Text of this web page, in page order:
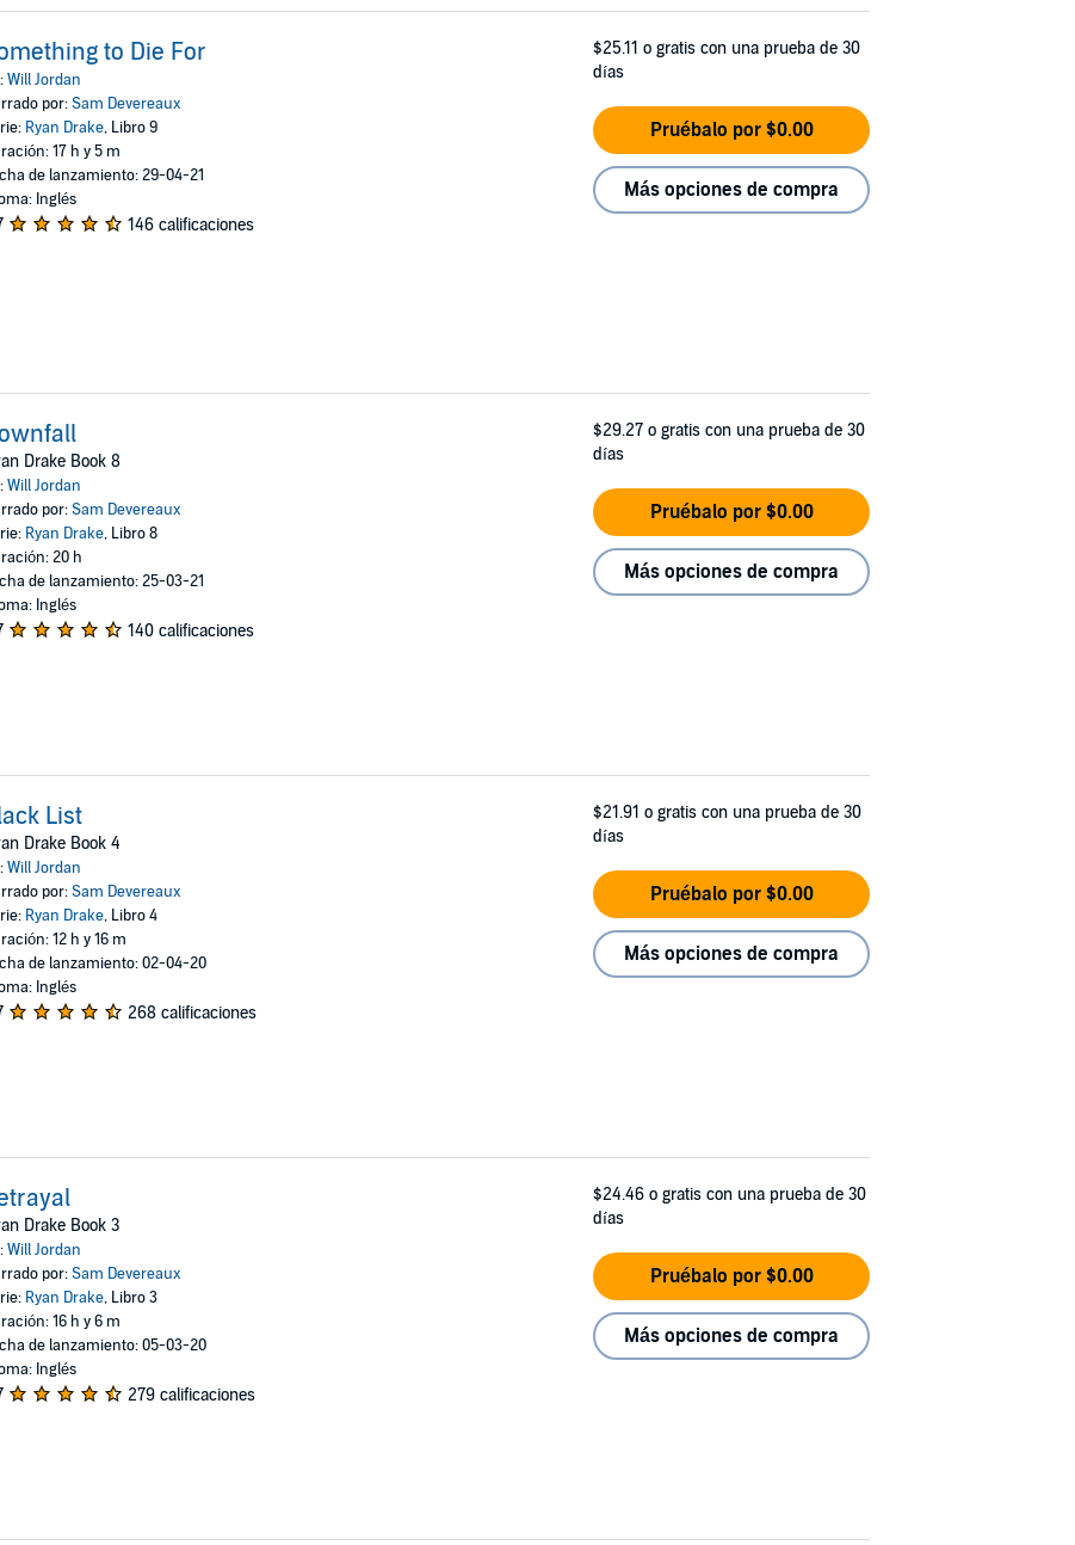
to Die For
Will Jordan
por:Sam Devereaux
Ryan Drake, Libro 9
17 h y 5 m
de lanzamiento: 29-04-21
Inglés
146 calificaciones
$25.11 o gratis con una prueba de 30
días
Pruébalo por $0.00
Más opciones de compra
Drake Book 8
Will Jordan
por:Sam Devereaux
Ryan Drake, Libro 8
20 h
de lanzamiento: 25-03-21
Inglés
140 calificaciones
$29.27 o gratis con una prueba de 30
días
Pruébalo por $0.00
Más opciones de compra
List
Drake Book 4
Will Jordan
por:Sam Devereaux
Ryan Drake, Libro 4
12 h y 16 m
de lanzamiento: 02-04-20
Inglés
268 calificaciones
$21.91 o gratis con una prueba de 30
días
Pruébalo por $0.00
Más opciones de compra
Drake Book 3
Will Jordan
por:Sam Devereaux
Ryan Drake, Libro 3
16 h y 6 m
de lanzamiento: 05-03-20
Inglés
279 calificaciones
$24.46 o gratis con una prueba de 30
días
Pruébalo por $0.00
Más opciones de compra